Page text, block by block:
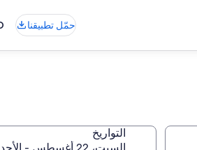
حمّل تطبيقنا
التواريخ